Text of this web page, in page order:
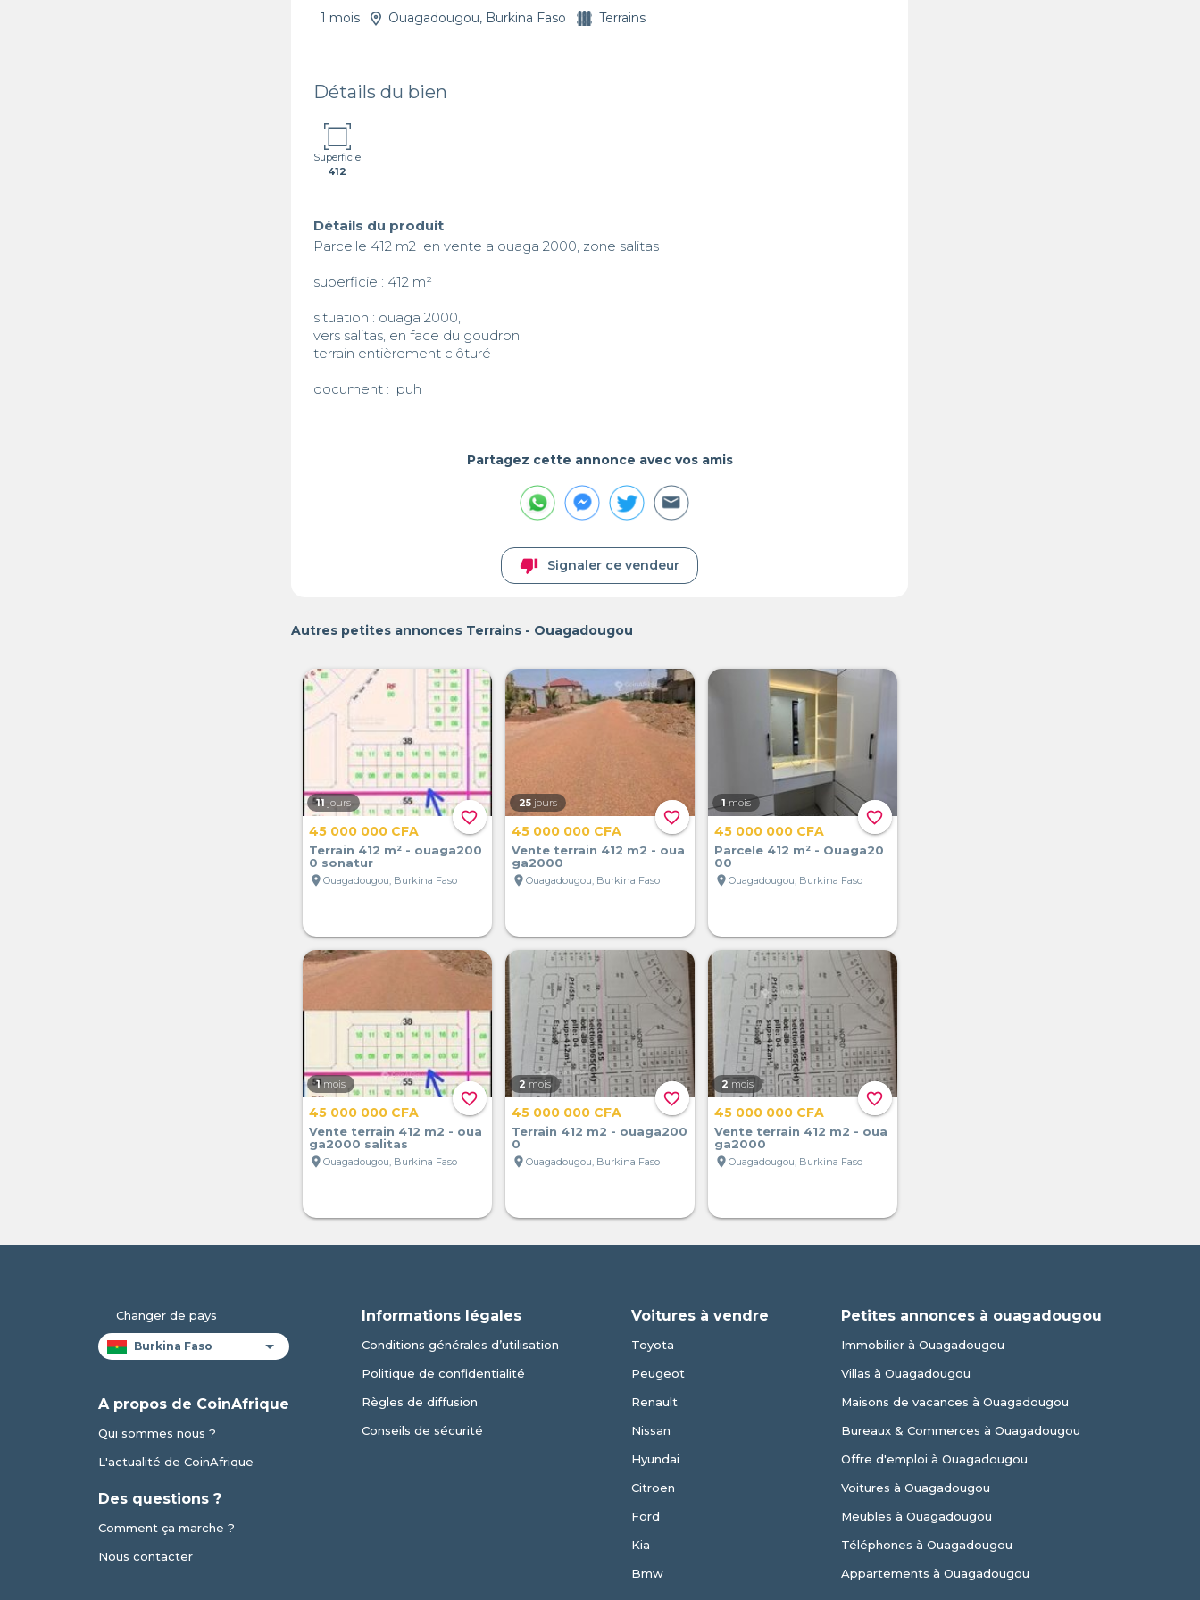
1 mois Ouagadougou, Burkina Faso Terrains
Détails du bien
Superficie
412
Détails du produit
Parcelle 412 m2  en vente a ouaga 2000, zone salitas
superficie : 412 m²
situation : ouaga 2000,
vers salitas, en face du goudron
terrain entièrement clôturé
Partagez cette annonce avec vos amis
thumb_down Signaler ce vendeur
Autres petites annonces Terrains - Ouagadougou
favorite_border
11 jours
45 000 000 CFA
Terrain 412 m² - ouaga200
0 sonatur
location_on Ouagadougou, Burkina Faso
favorite_border
25 jours
45 000 000 CFA
Vente terrain 412 m2 - oua
ga2000
location_on Ouagadougou, Burkina Faso
favorite_border
1 mois
45 000 000 CFA
Parcele 412 m² - Ouaga20
00
location_on Ouagadougou, Burkina Faso
favorite_border
1 mois
45 000 000 CFA
Vente terrain 412 m2 - oua
ga2000 salitas
location_on Ouagadougou, Burkina Faso
favorite_border
2 mois
45 000 000 CFA
Terrain 412 m2 - ouaga200
0
location_on Ouagadougou, Burkina Faso
favorite_border
2 mois
45 000 000 CFA
Vente terrain 412 m2 - oua
ga2000
location_on Ouagadougou, Burkina Faso
Changer de pays
A propos de CoinAfrique
Qui sommes nous ?
L'actualité de CoinAfrique
Des questions ?
Comment ça marche ?
Nous contacter
Informations légales
Conditions générales d’utilisation
Politique de confidentialité
Règles de diffusion
Conseils de sécurité
Voitures à vendre
Toyota
Peugeot
Renault
Nissan
Hyundai
Citroen
Ford
Kia
Bmw
Petites annonces à ouagadougou
Immobilier à Ouagadougou
Villas à Ouagadougou
Maisons de vacances à Ouagadougou
Bureaux & Commerces à Ouagadougou
Offre d'emploi à Ouagadougou
Voitures à Ouagadougou
Meubles à Ouagadougou
Téléphones à Ouagadougou
Appartements à Ouagadougou